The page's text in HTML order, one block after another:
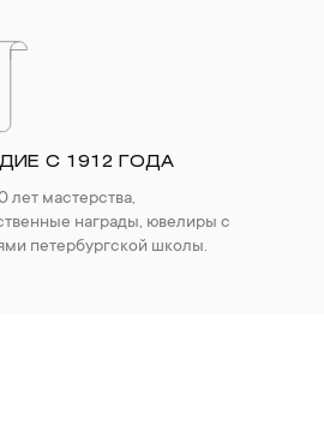
С 1912 ГОДА
лет мастерства,
награды, ювелиры с
петербургской школы.